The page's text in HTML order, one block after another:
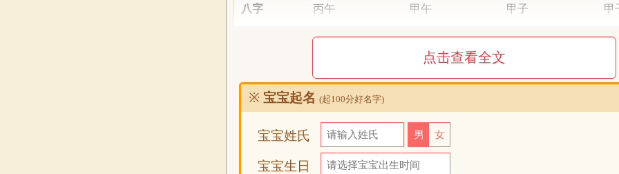
八字 丙午 甲午 甲子 甲
火火 木火 木水 木
分析
五行统计：3木，3火，0土，0金，2水。五行缺土金；日主天
木水；异类为：金土火。同类得分：木3，水2，共计5分；异类
0，火3.6，共计3.6分；差值：1.4分；综合旺衰得分：1.4分，八
公历2026年6月19日1时生辰八字查询:
点击查看全文
※ 宝宝起名 (起100分好名字)
宝宝姓氏 男 女
宝宝生日